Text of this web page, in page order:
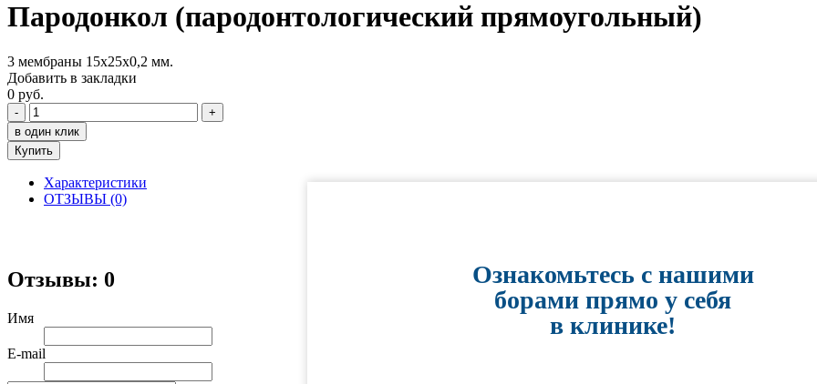
Пародонкол (пародонтологический прямоугольный)
3 мембраны 15х25х0,2 мм.
Добавить в закладки
0 руб.
-
+
в один клик
Купить
Характеристики
ОТЗЫВЫ (0)
Отзывы: 0
Имя
E-mail
Ознакомьтесь с нашими
борами прямо у себя
в клинике!